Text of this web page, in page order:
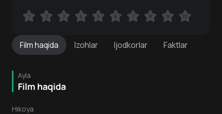
Filmhaqida Izohlar Ijodkorlar Faktlar
Ayla
Film haqida
Hikoya
1 2 3 4 5 6 7 8 9 10
1 2 3 4 5 6 7 8 9 10